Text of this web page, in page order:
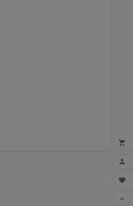



